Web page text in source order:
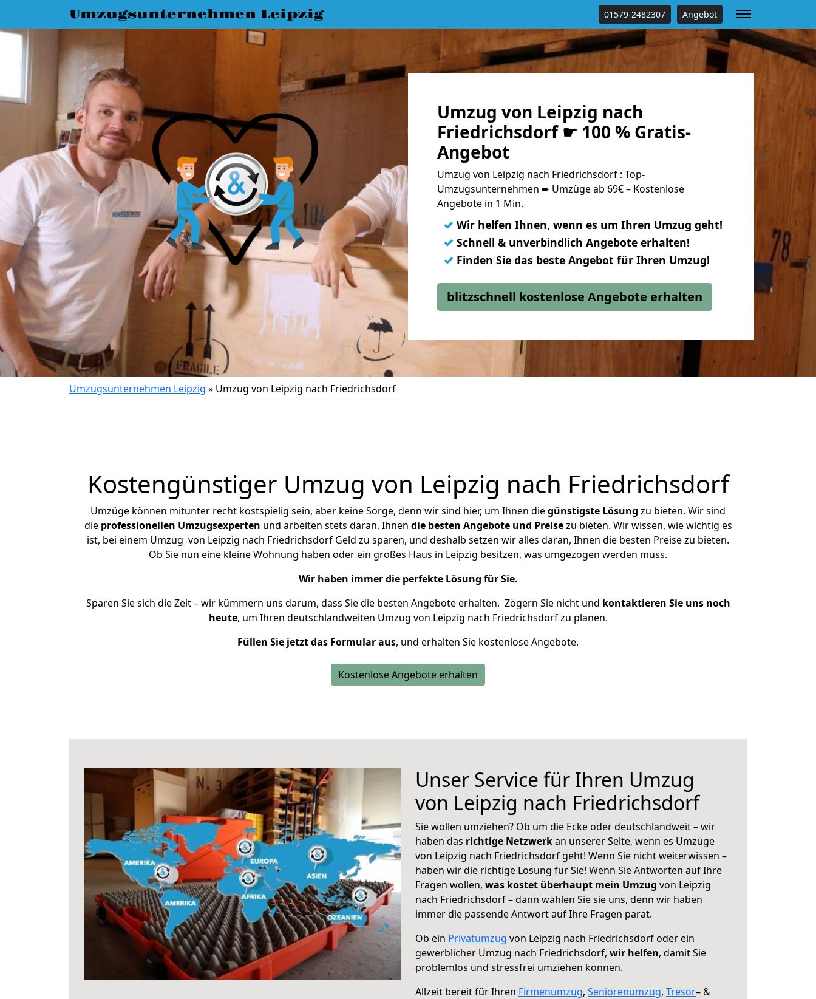
Umzugsunternehmen Leipzig 01579-2482307 Angebot
Umzug von Leipzig nach
Friedrichsdorf ☛ 100 % Gratis-
Angebot
Umzug von Leipzig nach Friedrichsdorf : Top-
Umzugsunternehmen ➨ Umzüge ab 69€ – Kostenlose
Angebote in 1 Min.
✓ Wir helfen Ihnen, wenn es um Ihren Umzug geht!
✓ Schnell & unverbindlich Angebote erhalten!
✓ Finden Sie das beste Angebot für Ihren Umzug!
blitzschnell kostenlose Angebote erhalten
Umzugsunternehmen Leipzig » Umzug von Leipzig nach Friedrichsdorf
Kostengünstiger Umzug von Leipzig nach Friedrichsdorf
Umzüge können mitunter recht kostspielig sein, aber keine Sorge, denn wir sind hier, um Ihnen diegünstigste Lösung zu bieten. Wir sind
die professionellen Umzugsexperten und arbeiten stets daran, Ihnen die besten Angebote und Preisezu bieten. Wir wissen, wie wichtig es
ist, bei einem Umzug von Leipzig nach Friedrichsdorf Geld zu sparen, und deshalb setzen wir alles daran, Ihnen die besten Preise zu bieten.
Ob Sie nun eine kleine Wohnung haben oder ein großes Haus in Leipzig besitzen, was umgezogen werden muss.
Wir haben immer die perfekte Lösung für Sie.
Sparen Sie sich die Zeit – wir kümmern uns darum, dass Sie die besten Angebote erhalten. Zögern Sie nicht und kontaktieren Sie uns noch
heute, um Ihren deutschlandweiten Umzug von Leipzig nach Friedrichsdorf zu planen.
Füllen Sie jetzt das Formular aus, und erhalten Sie kostenlose Angebote.
Kostenlose Angebote erhalten
Unser Service für Ihren Umzug
von Leipzig nach Friedrichsdorf
Sie wollen umziehen? Ob um die Ecke oder deutschlandweit – wir
haben das richtige Netzwerkan unserer Seite, wenn es Umzüge
von Leipzig nach Friedrichsdorf geht! Wenn Sie nicht weiterwissen –
haben wir die richtige Lösung für Sie! Wenn Sie Antworten auf Ihre
Fragen wollen, was kostet überhaupt mein Umzug von Leipzig
nach Friedrichsdorf – dann wählen Sie sie uns, denn wir haben
immer die passende Antwort auf Ihre Fragen parat.
Ob ein Privatumzug von Leipzig nach Friedrichsdorf oder ein
gewerblicher Umzug nach Friedrichsdorf, wir helfen, damit Sie
problemlos und stressfrei umziehen können.
Allzeit bereit für Ihren Firmenumzug, Seniorenumzug, Tresor– &